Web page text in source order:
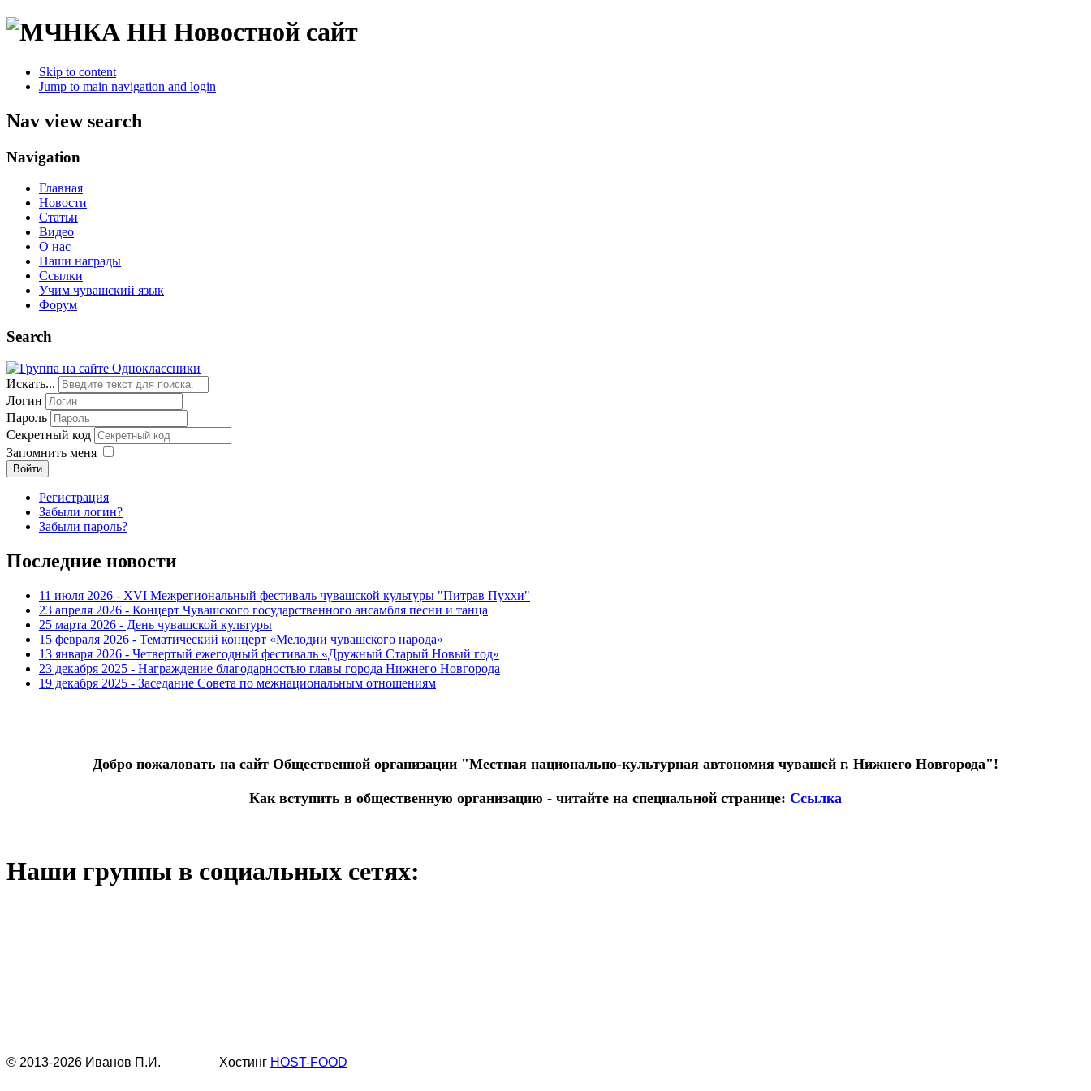
Новостной сайт
Skip to content
Jump to main navigation and login
Nav view search
Navigation
Главная
Новости
Статьи
Видео
О нас
Наши награды
Ссылки
Учим чувашский язык
Форум
Search
Искать...
Логин
Пароль
Секретный код
Запомнить меня
Войти
Регистрация
Забыли логин?
Забыли пароль?
Последние новости
11 июля 2026 - XVI Межрегиональный фестиваль чувашской культуры "Питрав Пуххи"
23 апреля 2026 - Концерт Чувашского государственного ансамбля песни и танца
25 марта 2026 - День чувашской культуры
15 февраля 2026 - Тематический концерт «Мелодии чувашского народа»
13 января 2026 - Четвертый ежегодный фестиваль «Дружный Старый Новый год»
23 декабря 2025 - Награждение благодарностью главы города Нижнего Новгорода
19 декабря 2025 - Заседание Совета по межнациональным отношениям
Добро пожаловать на сайт Общественной организации "Местная национально-культурная автономия чувашей г. Нижнего Новгорода"!
Как вступить в общественную организацию - читайте на специальной странице: Ссылка
Наши группы в социальных сетях:
© 2013-2026 Иванов П.И. Хостинг HOST-FOOD